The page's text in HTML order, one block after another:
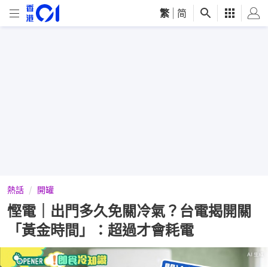
繁 简
熱話 開罐
慳電｜出門多久免關冷氣？台電揭開關
「黃金時間」：超過才會耗電